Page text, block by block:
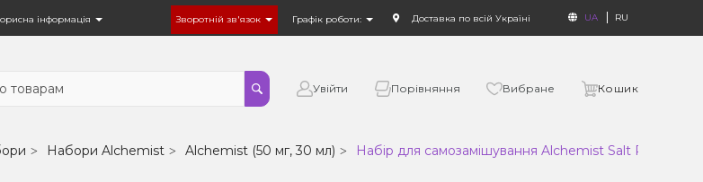
інформація Зворотній зв'язок Графік роботи: Доставка по всій Україні UA RU
Увійти Порівняння Вибране Кошик
Набори Alchemist Alchemist (50 мг, 30 мл) Набір для самозамішування Alchemist Salt Rich